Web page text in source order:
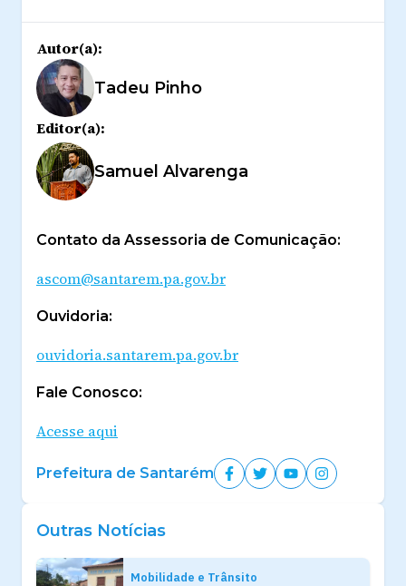
Autor(a):
Tadeu Pinho
Editor(a):
Samuel Alvarenga
Contato da Assessoria de Comunicação:
ascom@santarem.pa.gov.br
Ouvidoria:
ouvidoria.santarem.pa.gov.br
Fale Conosco:
Acesse aqui
Prefeitura de Santarém
Outras Notícias
Mobilidade e Trânsito